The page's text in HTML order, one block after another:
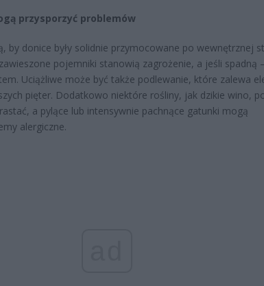
przysporzyć problemów
by donice były solidnie przymocowane po wewnętrznej
pojemniki stanowią zagrożenie, a jeśli spadną
Uciążliwe może być także podlewanie, które zalewa
pięter. Dodatkowo niektóre rośliny, jak dzikie wino,
a pylące lub intensywnie pachnące gatunki mogą
alergiczne.